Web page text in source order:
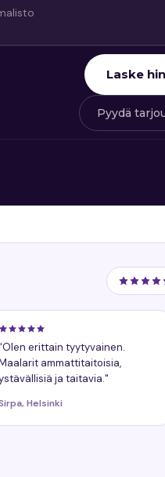
Laske
Pyydä
erittain tyytyvainen.
ammattitaitoisia,
ja taitavia."
Helsinki